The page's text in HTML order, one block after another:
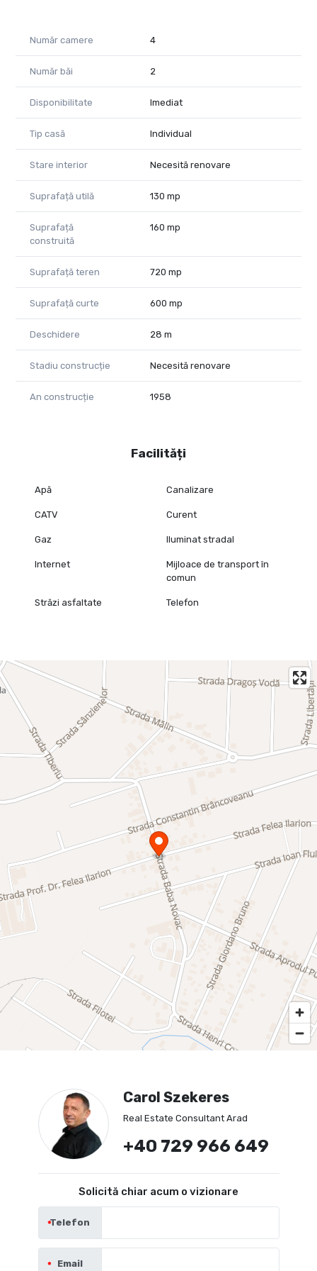
Număr camere 4
Număr băi 2
Disponibilitate Imediat
Tip casă Individual
Stare interior Necesită renovare
Suprafață utilă 130 mp
Suprafață
construită
160 mp
Suprafață teren 720 mp
Suprafață curte 600 mp
Deschidere 28 m
Stadiu construcție Necesită renovare
An construcție 1958
Facilități
Apă Canalizare
CATV Curent
Gaz Iluminat stradal
Internet
Mijloace de transport în
comun
Străzi asfaltate Telefon
Carol Szekeres
Real Estate Consultant Arad
+40 729 966 649
Solicită chiar acum o vizionare
Telefon
Email